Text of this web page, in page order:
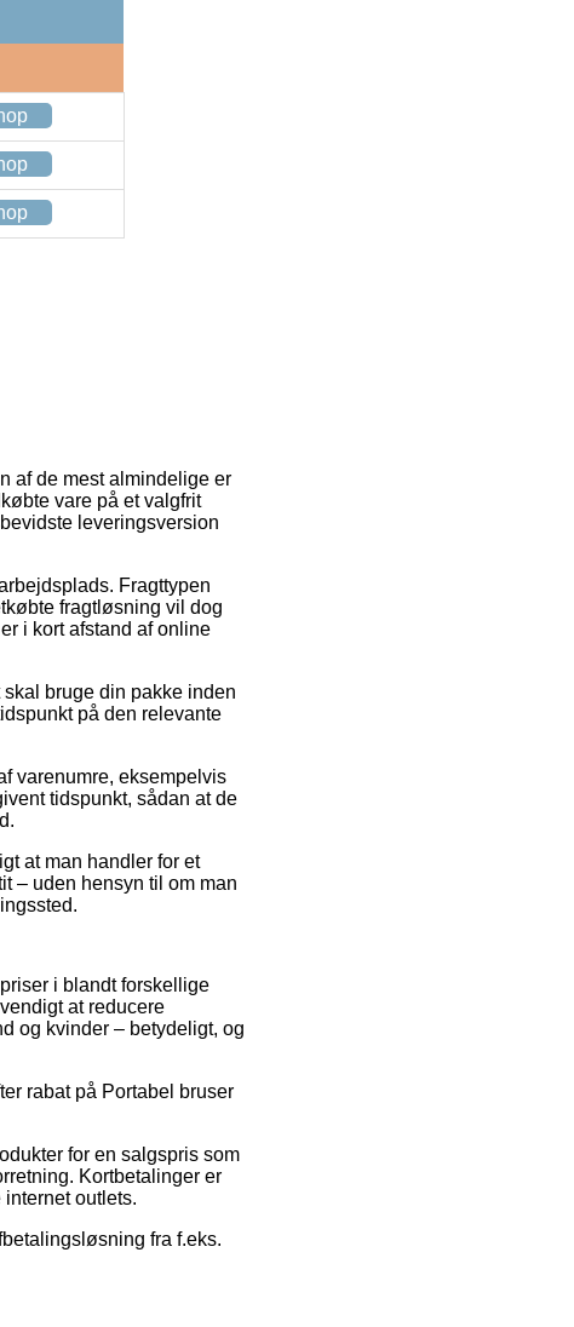
af de mest almindelige er
vare på et valgfrit
leveringsversion
Fragttypen
fragtløsning vil dog
i kort afstand af online
bruge din pakke inden
på den relevante
varenumre, eksempelvis
tidspunkt, sådan at de
at man handler for et
– uden hensyn til om man
i blandt forskellige
at reducere
og kvinder – betydeligt, og
rabat på Portabel bruser
for en salgspris som
Kortbetalinger er
outlets.
fra f.eks.